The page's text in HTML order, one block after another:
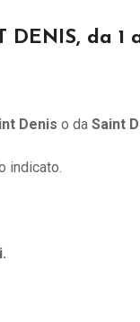
DENIS, da
Denis o da Saint
indicato.